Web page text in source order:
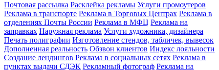
Почтовая рассылка Расклейка рекламы Услуги промоутеров
Реклама в транспорте Реклама в Торговых Центрах Реклама в
отделениях Почты России Реклама в МФЦ Реклама на
заправках Наружная реклама Услуги художника, дизайнера
Печать полиграфии Изготовление стендов, табличек, вывесок
Дополненная реальность Обзвон клиентов Индекс лояльности
Создание лендингов Реклама в социальных сетях Реклама в
пунктах выдачи СДЭК Рекламный фотограф Реклама на